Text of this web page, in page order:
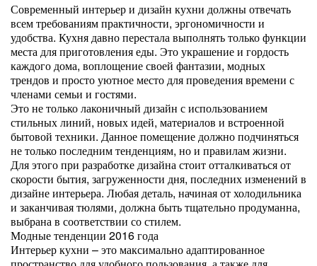
Современный интерьер и дизайн кухни должны отвечать
всем требованиям практичности, эргономичности и
удобства. Кухня давно перестала выполнять только функции
места для приготовления еды. Это украшение и гордость
каждого дома, воплощение своей фантазии, модных
трендов и просто уютное место для проведения времени с
членами семьи и гостями.
Это не только лаконичный дизайн с использованием
стильных линий, новых идей, материалов и встроенной
бытовой техники. Данное помещение должно подчиняться
не только последним тенденциям, но и правилам жизни.
Для этого при разработке дизайна стоит отталкиваться от
скорости бытия, загруженности дня, последних изменений в
дизайне интерьера. Любая деталь, начиная от холодильника
и заканчивая тюлями, должна быть тщательно продуманна,
выбрана в соответствии со стилем.
Модные тенденции 2016 года
Интерьер кухни – это максимально адаптированное